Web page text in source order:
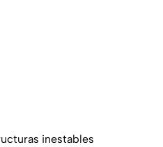
inestables